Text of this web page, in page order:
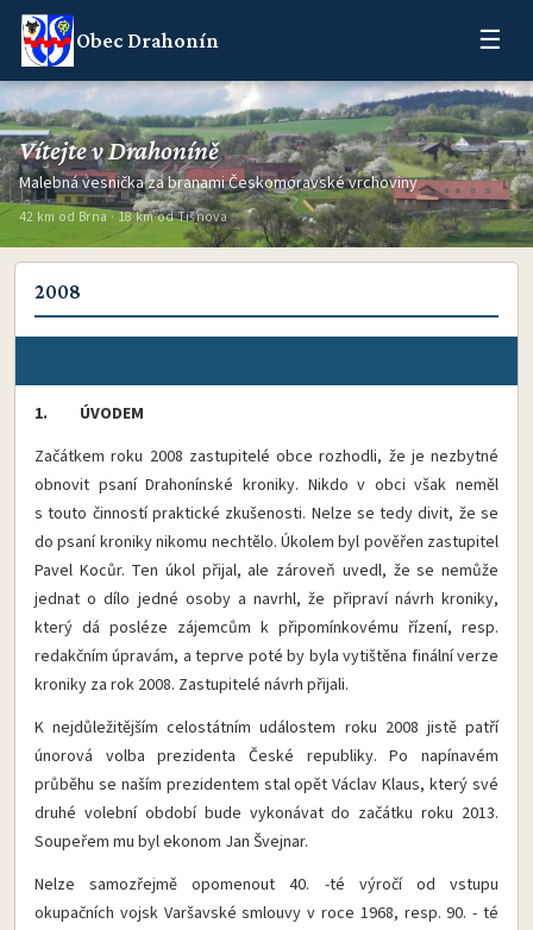
Obec Drahonín ☰
Vítejte v Drahoníně
Malebná vesnička za branami Českomoravské vrchoviny
42 km od Brna · 18 km od Tišnova
2008
1. ÚVODEM
Začátkem roku 2008 zastupitelé obce rozhodli, že je nezbytné
obnovit psaní Drahonínské kroniky. Nikdo v obci však neměl
s touto činností praktické zkušenosti. Nelze se tedy divit, že se
do psaní kroniky nikomu nechtělo. Úkolem byl pověřen zastupitel
Pavel Kocůr. Ten úkol přijal, ale zároveň uvedl, že se nemůže
jednat o dílo jedné osoby a navrhl, že připraví návrh kroniky,
který dá posléze zájemcům k připomínkovému řízení, resp.
redakčním úpravám, a teprve poté by byla vytištěna finální verze
kroniky za rok 2008. Zastupitelé návrh přijali.
K nejdůležitějším celostátním událostem roku 2008 jistě patří
únorová volba prezidenta České republiky. Po napínavém
průběhu se naším prezidentem stal opět Václav Klaus, který své
druhé volební období bude vykonávat do začátku roku 2013.
Soupeřem mu byl ekonom Jan Švejnar.
Nelze samozřejmě opomenout 40. -té výročí od vstupu
okupačních vojsk Varšavské smlouvy v roce 1968, resp. 90. - té